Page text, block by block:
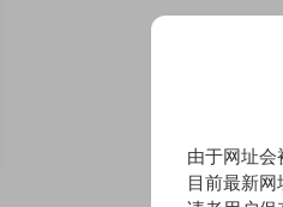
由于网址会
目前最新网